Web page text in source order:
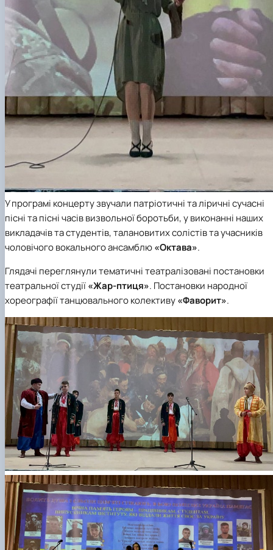
У програмі концерту звучали патріотичні та ліричні сучасні
пісні та пісні часів визвольної боротьби, у виконанні наших
викладачів та студентів, талановитих солістів та учасників
чоловічого вокального ансамблю«Октава».
Глядачі переглянули тематичні театралізовані постановки
театральної студії«Жар-птиця». Постановки народної
хореографії танцювального колективу«Фаворит».